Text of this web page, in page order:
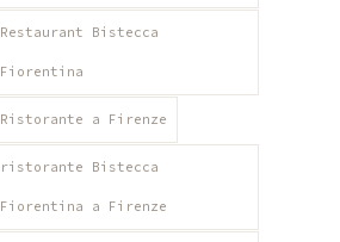
Restaurant Bistecca
Fiorentina
Ristorante a Firenze
ristorante Bistecca
Fiorentina a Firenze